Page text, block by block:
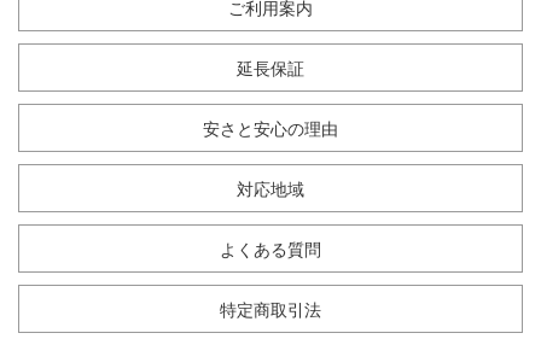
ご利用案内
延長保証
安さと安心の理由
対応地域
よくある質問
特定商取引法